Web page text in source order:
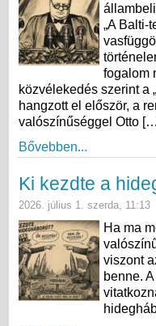
„A Balti-
fogalom
közvélekedés szerint a
hangzott el először, a
valószínűséggel Otto
Bővebben...
Ki kezdte a
2026. július 1. szerda, 11:13
Ha ma
viszont
benne.